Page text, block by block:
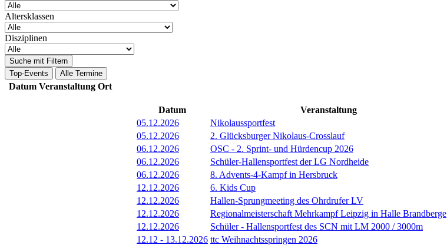
Altersklassen
Disziplinen
Suche mit Filtern
Top-Events
Alle Termine
Datum Veranstaltung Ort
Datum Veranstaltung
05.12.2026
Nikolaussportfest
05.12.2026
2. Glücksburger Nikolaus-Crosslauf
06.12.2026
OSC - 2. Sprint- und Hürdencup 2026
06.12.2026
Schüler-Hallensportfest der LG Nordheide
06.12.2026
8. Advents-4-Kampf in Hersbruck
12.12.2026
6. Kids Cup
12.12.2026
Hallen-Sprungmeeting des Ohrdrufer LV
12.12.2026
Regionalmeisterschaft Mehrkampf Leipzig in Halle Brandberge
12.12.2026
Schüler - Hallensportfest des SCN mit LM 2000 / 3000m
12.12 - 13.12.2026 ttc Weihnachtsspringen 2026